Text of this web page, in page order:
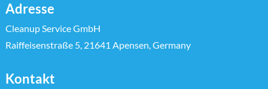
Adresse
Cleanup Service GmbH
Raiffeisenstraße 5, 21641 Apensen, Germany
Kontakt